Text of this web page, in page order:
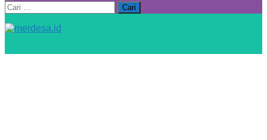
Cari
untuk: